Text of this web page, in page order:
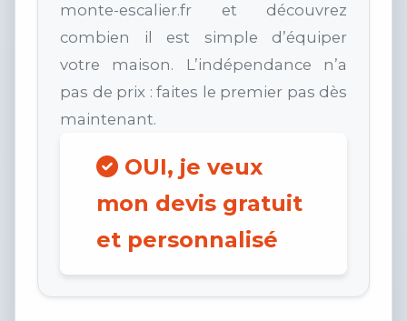
monte-escalier.fr et découvrez
combien il est simple d’équiper
votre maison. L’indépendance n’a
pas de prix : faites le premier pas dès
maintenant.
OUI, je veux
mon devis gratuit
et personnalisé